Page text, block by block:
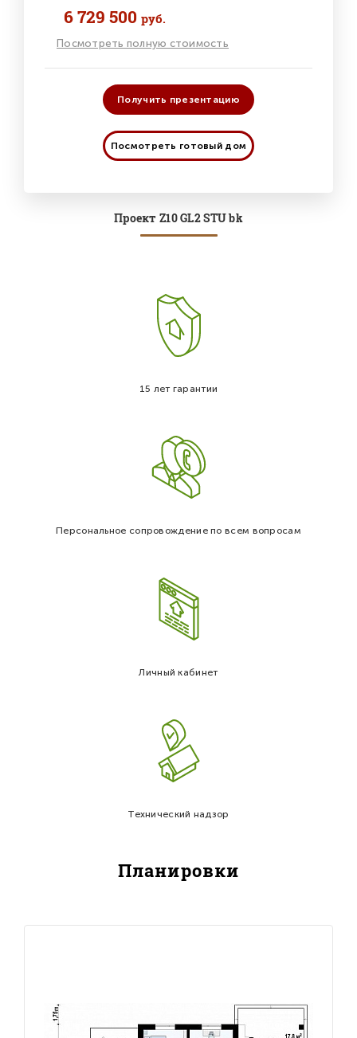
6 729 500 руб.
Посмотреть полную стоимость
Получить презентацию
Посмотреть готовый дом
Проект Z10 GL2 STU bk
15 лет гарантии
Персональное сопровождение по всем вопросам
Личный кабинет
Технический надзор
Планировки